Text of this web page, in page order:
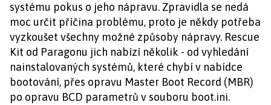
systému pokus o jeho nápravu. Zpravidla se nedá
moc určit příčina problému, proto je někdy potřeba
vyzkoušet všechny možné způsoby nápravy. Rescue
Kit od Paragonu jich nabízí několik - od vyhledání
nainstalovaných systémů, které chybí v nabídce
bootování, přes opravu Master Boot Record (MBR)
po opravu BCD parametrů v souboru boot.ini.